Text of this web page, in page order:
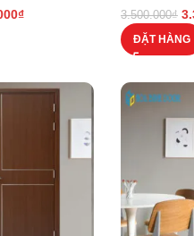
₫ 3.500.000₫
ĐẶT HÀNG